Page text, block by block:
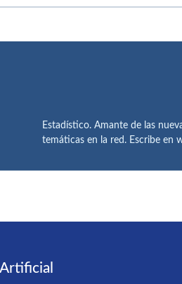
Estadístico. Amante de las
temáticas en la red. Escribe en